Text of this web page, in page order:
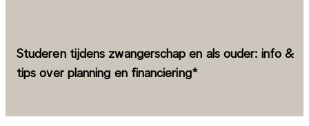
Studeren tijdens zwangerschap en als ouder: info &
tips over planning en financiering*